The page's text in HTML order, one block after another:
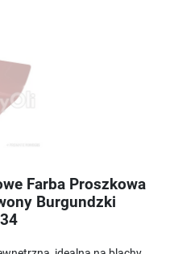
Farba Proszkowa
Burgundzki